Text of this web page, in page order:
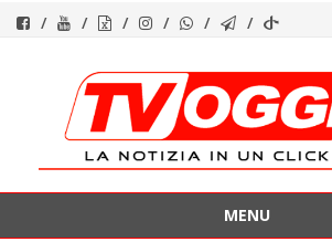
contenuto
MENU